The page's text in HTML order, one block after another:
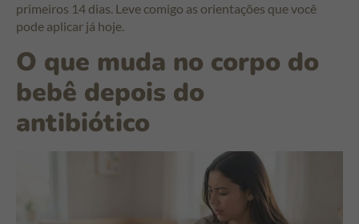
primeiros 14 dias. Leve comigo as orientações que você
pode aplicar já hoje.
O que muda no corpo do
bebê depois do
antibiótico